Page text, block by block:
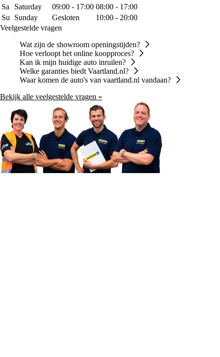
Sa
Saturday 09:00 - 17:00 08:00 - 17:00
Su
Sunday Gesloten
10:00 - 20:00
Veelgestelde vragen
Wat zijn de showroom openingstijden?
Hoe verloopt het online koopproces?
Kan ik mijn huidige auto inruilen?
Welke garanties biedt Vaartland.nl?
Waar komen de auto's van vaartland.nl vandaan?
Bekijk alle veelgestelde vragen »